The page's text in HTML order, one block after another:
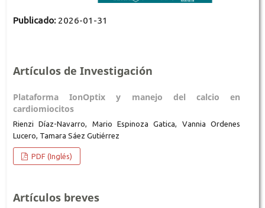
Publicado: 2026-01-31
Artículos de Investigación
Plataforma IonOptix y manejo del calcio en
cardiomiocitos
Rienzi Díaz-Navarro, Mario Espinoza Gatica, Vannia Ordenes
Lucero, Tamara Sáez Gutiérrez
PDF (Inglés)
Artículos breves